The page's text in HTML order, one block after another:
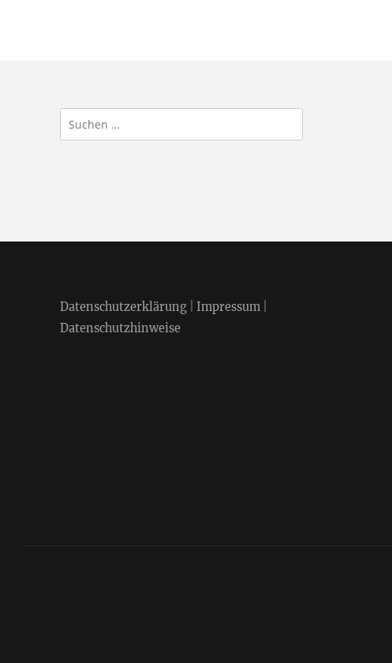
Suchen
nach:
Datenschutzerklärung| Impressum|
Datenschutzhinweise